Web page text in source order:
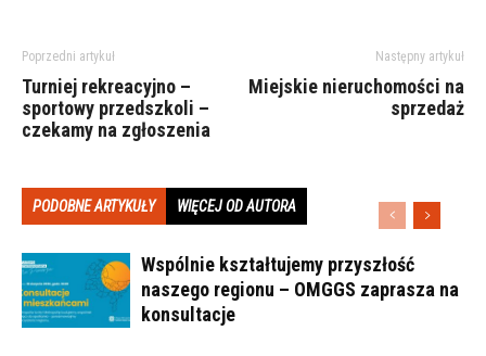
Poprzedni artykuł
Turniej rekreacyjno –
sportowy przedszkoli –
czekamy na zgłoszenia
Następny artykuł
Miejskie nieruchomości na
sprzedaż
PODOBNE ARTYKUŁY WIĘCEJ OD AUTORA
Wspólnie kształtujemy przyszłość
naszego regionu – OMGGS zaprasza na
konsultacje